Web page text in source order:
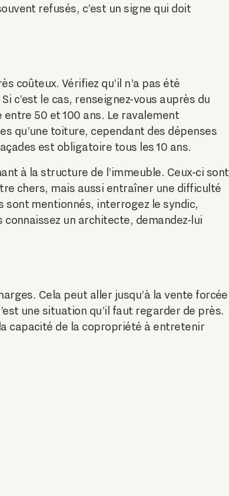
refusés, c’est un signe qui doit
coûteux. Vérifiez qu’il n’a pas été
c’est le cas, renseignez-vous auprès du
50 et 100 ans. Le ravalement
qu’une toiture, cependant des dépenses
est obligatoire tous les 10 ans.
à la structure de l’immeuble. Ceux-ci sont
chers, mais aussi entraîner une difficulté
mentionnés, interrogez le syndic,
un architecte, demandez-lui
Cela peut aller jusqu’à la vente forcée
une situation qu’il faut regarder de près.
capacité de la copropriété à entretenir